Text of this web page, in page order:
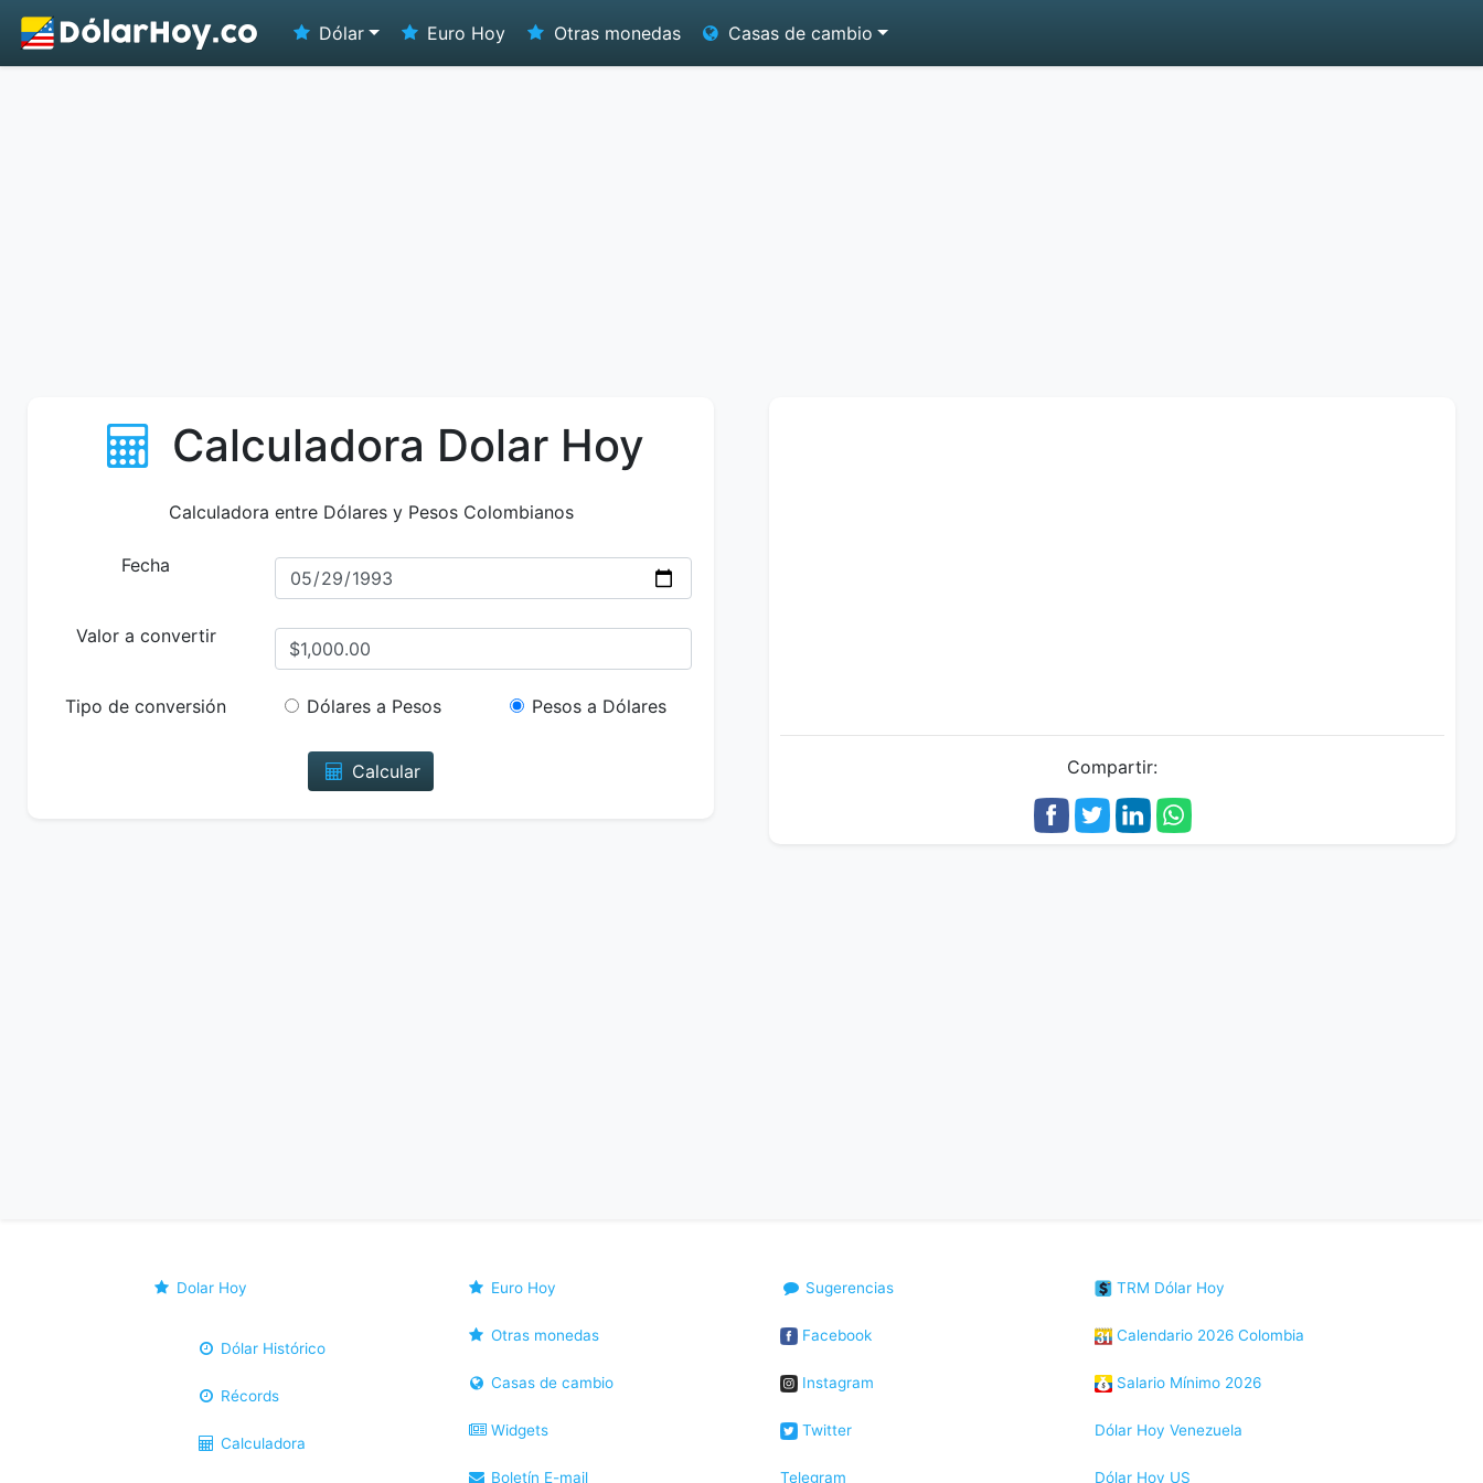
Dólar Euro Hoy Otras monedas Casas de cambio
Calculadora Dolar Hoy
Calculadora entre Dólares y Pesos Colombianos
Fecha
Valor a convertir
Tipo de conversión Dólares a Pesos Pesos a Dólares
Calcular Compartir:
Dolar Hoy
Dólar Histórico
Récords
Calculadora
Euro Hoy
Otras monedas
Casas de cambio
Widgets
Boletín E-mail
Sugerencias
Facebook
Instagram
Twitter
Telegram
TRM Dólar Hoy
Calendario 2026 Colombia
Salario Mínimo 2026
Dólar Hoy Venezuela
Dólar Hoy US